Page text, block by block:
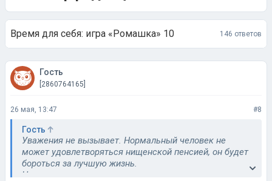
Время для себя: игра «Ромашка» 10 146 ответов
Гость
[2860764165]
26 мая, 13:47 #8
Гость
Уважения не вызывает. Нормальный человек не
может удовлетворяться нищенской пенсией, он будет
бороться за лучшую жизнь.
Но - их дело.